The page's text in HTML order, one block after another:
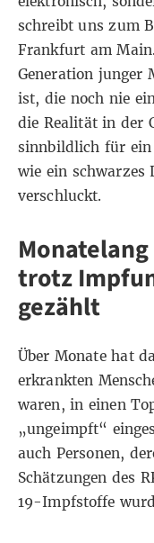
schreibt uns zum
Frankfurt am
Generation junger
ist, die noch nie
die Realität in der
sinnbildlich für ein
wie ein schwarzes
verschluckt.
trotz
gezählt
Über Monate hat
erkrankten
waren, in einen
„ungeimpft“
auch Personen,
Schätzungen des
19-Impfstoffe